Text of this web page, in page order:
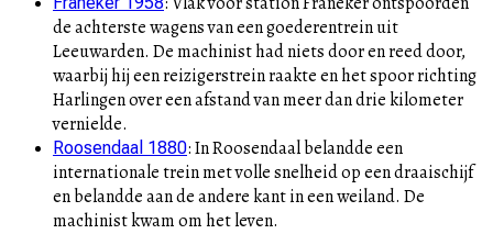
de achterste wagens van een goederentrein uit
Leeuwarden. De machinist had niets door en reed door,
waarbij hij een reizigerstrein raakte en het spoor richting
Harlingen over een afstand van meer dan drie kilometer
vernielde.
Roosendaal 1880:In Roosendaal belandde een
internationale trein met volle snelheid op een draaischijf
en belandde aan de andere kant in een weiland. De
machinist kwam om het leven.